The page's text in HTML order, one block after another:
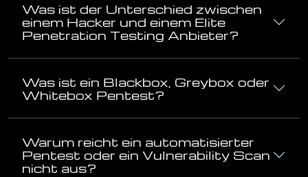
Was ist der Unterschied zwischen
einem Hacker und einem Elite
Penetration Testing Anbieter?
Was ist ein Blackbox, Greybox oder
Whitebox Pentest?
Warum reicht ein automatisierter
Pentest oder ein Vulnerability Scan
nicht aus?